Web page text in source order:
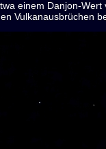
einem Danjon-
Vulkanausbrüchen